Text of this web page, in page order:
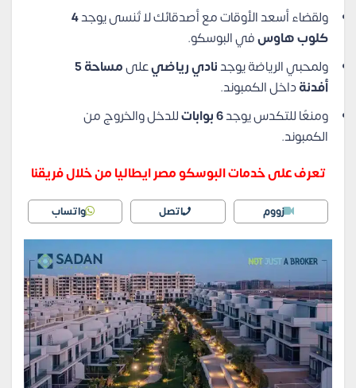
ولقضاء أسعد الأوقات مع أصدقائك لا تُنسى يوجد4
كلوب هاوسفي البوسكو.
ولمحبي الرياضة يوجدنادي رياضيعلى
مساحة 5
أفدنةداخل الكمبوند.
ومنعًا للتكدس يوجد6 بوابات
للدخل والخروج من
الكمبوند.
تعرف على خدمات البوسكو مصر ايطاليا من خلال فريقنا
زووم اتصل واتساب